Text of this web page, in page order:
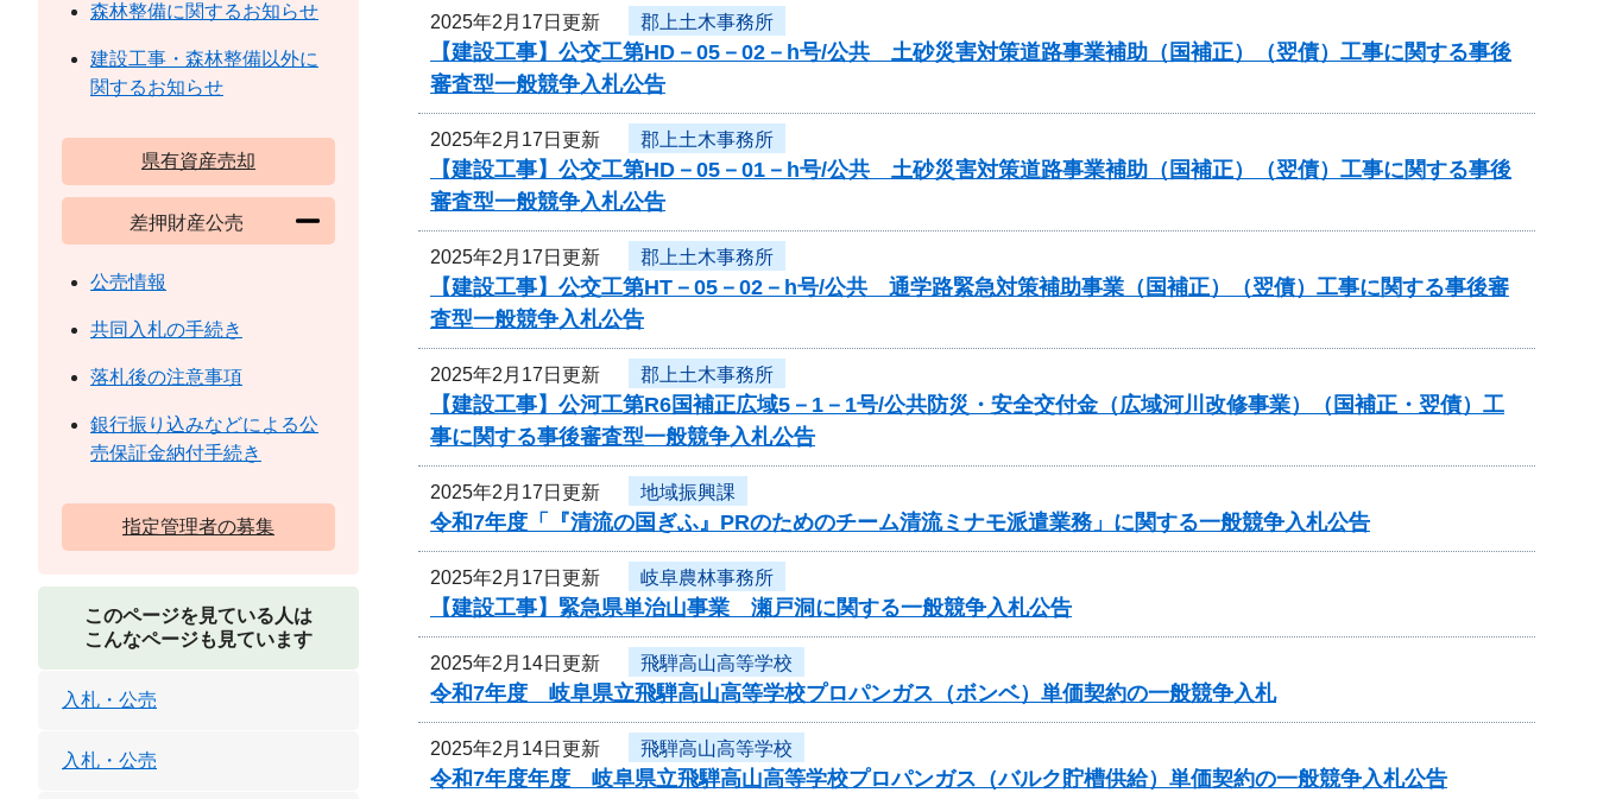
2025年2月17日更新 郡上土木事務所
【建設工事】公交工第HD－05－02－h号/公共 土砂災害対策道路事業補助（国補正）（翌債）工事に関する事後
審査型一般競争入札公告
2025年2月17日更新 郡上土木事務所
【建設工事】公交工第HD－05－01－h号/公共 土砂災害対策道路事業補助（国補正）（翌債）工事に関する事後
審査型一般競争入札公告
2025年2月17日更新 郡上土木事務所
【建設工事】公交工第HT－05－02－h号/公共 通学路緊急対策補助事業（国補正）（翌債）工事に関する事後審
査型一般競争入札公告
2025年2月17日更新 郡上土木事務所
【建設工事】公河工第R6国補正広域5－1－1号/公共防災・安全交付金（広域河川改修事業）（国補正・翌債）工
事に関する事後審査型一般競争入札公告
2025年2月17日更新 地域振興課
令和7年度「『清流の国ぎふ』PRのためのチーム清流ミナモ派遣業務」に関する一般競争入札公告
2025年2月17日更新 岐阜農林事務所
【建設工事】緊急県単治山事業 瀬戸洞に関する一般競争入札公告
2025年2月14日更新 飛騨高山高等学校
令和7年度 岐阜県立飛騨高山高等学校プロパンガス（ボンベ）単価契約の一般競争入札
2025年2月14日更新 飛騨高山高等学校
令和7年度年度 岐阜県立飛騨高山高等学校プロパンガス（バルク貯槽供給）単価契約の一般競争入札公告
森林整備に関するお知らせ
建設工事・森林整備以外に
関するお知らせ
県有資産売却
差押財産公売
公売情報
共同入札の手続き
落札後の注意事項
銀行振り込みなどによる公
売保証金納付手続き
指定管理者の募集
このページを見ている人は
こんなページも見ています
入札・公売
入札・公売